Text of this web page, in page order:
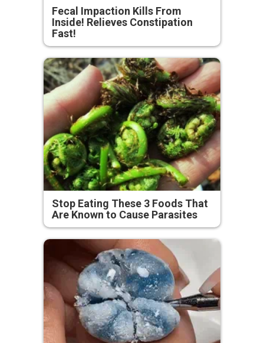
Fecal Impaction Kills From
Inside! Relieves Constipation
Fast!
Stop Eating These 3 Foods That
Are Known to Cause Parasites